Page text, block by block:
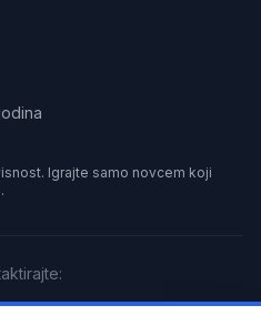
Igrajte samo novcem koji
Anonymous